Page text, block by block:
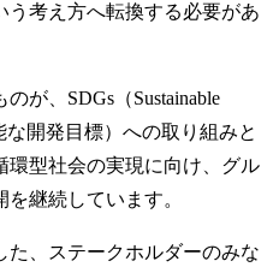
考え方へ転換する必要があ
が、SDGs（Sustainable
な開発目標）への取り組みと
環型社会の実現に向け、グル
継続しています。
、ステークホルダーのみな